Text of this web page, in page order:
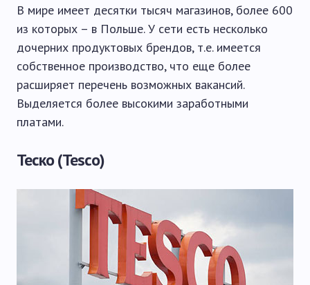
В мире имеет десятки тысяч магазинов, более 600
из которых – в Польше. У сети есть несколько
дочерних продуктовых брендов, т.е. имеется
собственное производство, что еще более
расширяет перечень возможных вакансий.
Выделяется более высокими заработными
платами.
Теско (Tesco)